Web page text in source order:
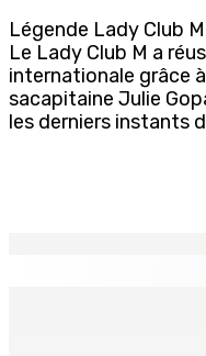
Légende Lady Club M
Le Lady Club M a
internationale grâce
sacapitaine Julie
les derniers instants